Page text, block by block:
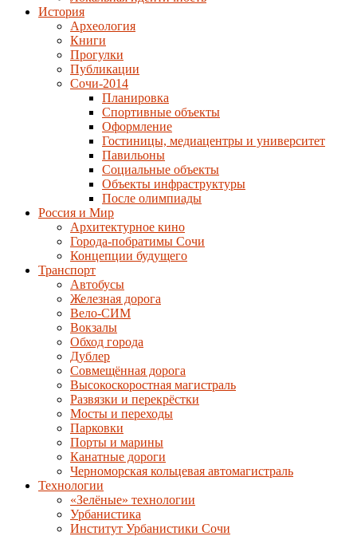
История
Археология
Книги
Прогулки
Публикации
Сочи-2014
Планировка
Спортивные объекты
Оформление
Гостиницы, медиацентры и университет
Павильоны
Социальные объекты
Объекты инфраструктуры
После олимпиады
Россия и Мир
Архитектурное кино
Города-побратимы Сочи
Концепции будущего
Транспорт
Автобусы
Железная дорога
Вело-СИМ
Вокзалы
Обход города
Дублер
Совмещённая дорога
Высокоскоростная магистраль
Развязки и перекрёстки
Мосты и переходы
Парковки
Порты и марины
Канатные дороги
Черноморская кольцевая автомагистраль
Технологии
«Зелёные» технологии
Урбанистика
Институт Урбанистики Сочи